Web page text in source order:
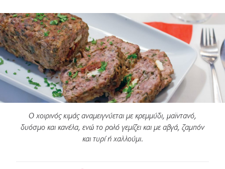
Ο χοιρινός κιμάς αναμειγνύεται με κρεμμύδι, μαϊντανό,
δυόσμο και κανέλα, ενώ το ρολό γεμίζει και με αβγά, ζαμπόν
και τυρί ή χαλλούμι.